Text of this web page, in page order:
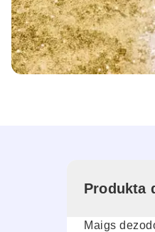
Produkta
Maigs